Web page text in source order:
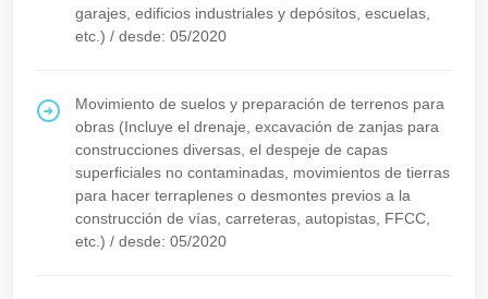
garajes, edificios industriales y depósitos, escuelas,
etc.) / desde: 05/2020
Movimiento de suelos y preparación de terrenos para
obras (Incluye el drenaje, excavación de zanjas para
construcciones diversas, el despeje de capas
superficiales no contaminadas, movimientos de tierras
para hacer terraplenes o desmontes previos a la
construcción de vías, carreteras, autopistas, FFCC,
etc.) / desde: 05/2020